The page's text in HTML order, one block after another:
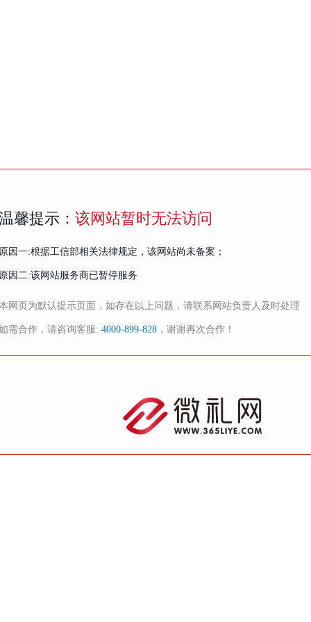
馨提示： 该网站暂时无法访问
因一:根据工信部相关法律规定，该网站尚未备案；
因二:该网站服务商已暂停服务
网页为默认提示页面，如存在以上问题，请联系网站负责人及时处理
需合作，请咨询客服: 4000-899-828 ，谢谢再次合作！